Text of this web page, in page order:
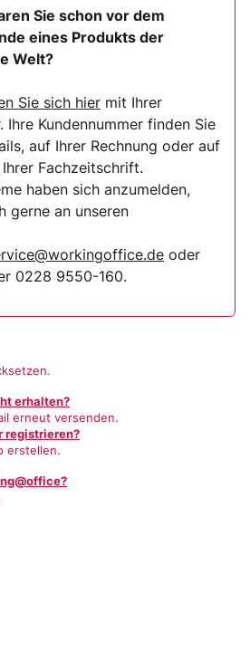
Sie schon vor dem
eines Produkts der
Welt?
Sie sich hier mit Ihrer
Ihre Kundennummer finden Sie
auf Ihrer Rechnung oder auf
Fachzeitschrift.
haben sich anzumelden,
gerne an unseren
oder
0228 9550-160.
erhalten?
erneut versenden.
registrieren?
erstellen.